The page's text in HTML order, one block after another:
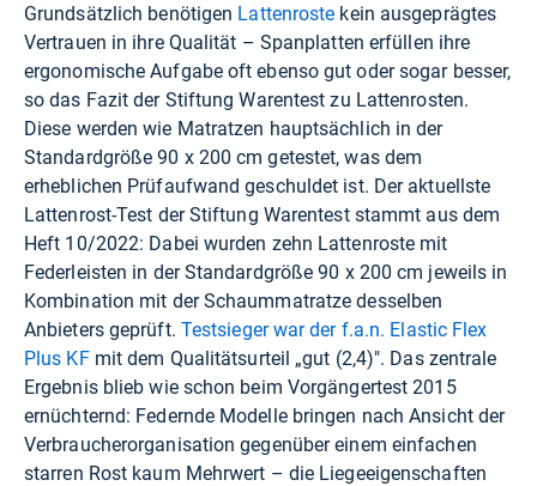
Grundsätzlich benötigen Lattenroste kein ausgeprägtes
Vertrauen in ihre Qualität – Spanplatten erfüllen ihre
ergonomische Aufgabe oft ebenso gut oder sogar besser,
so das Fazit der Stiftung Warentest zu Lattenrosten.
Diese werden wie Matratzen hauptsächlich in der
Standardgröße 90 x 200 cm getestet, was dem
erheblichen Prüfaufwand geschuldet ist. Der aktuellste
Lattenrost-Test der Stiftung Warentest stammt aus dem
Heft 10/2022: Dabei wurden zehn Lattenroste mit
Federleisten in der Standardgröße 90 x 200 cm jeweils in
Kombination mit der Schaummatratze desselben
Anbieters geprüft. Testsieger war der f.a.n. Elastic Flex
Plus KFmit dem Qualitätsurteil „gut (2,4)". Das zentrale
Ergebnis blieb wie schon beim Vorgängertest 2015
ernüchternd: Federnde Modelle bringen nach Ansicht der
Verbraucherorganisation gegenüber einem einfachen
starren Rost kaum Mehrwert – die Liegeeigenschaften